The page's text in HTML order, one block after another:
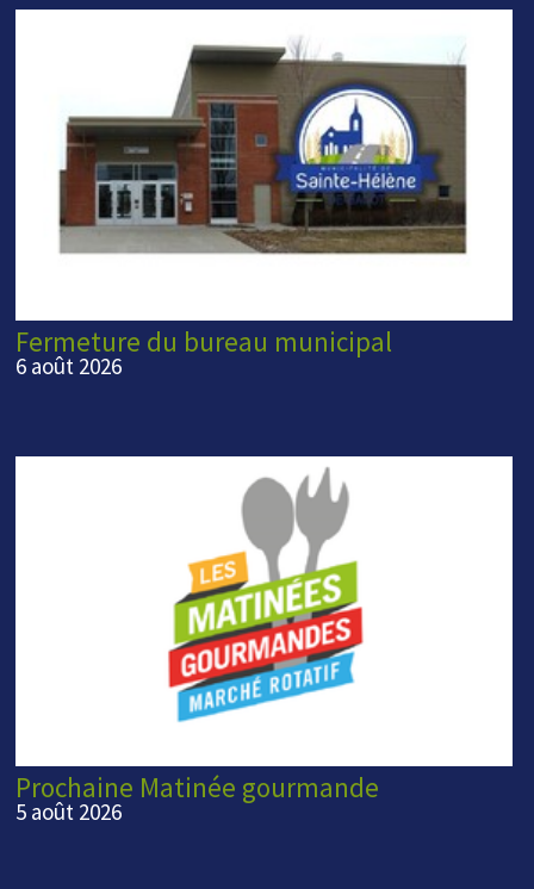
Fermeture du bureau municipal
6 août 2026
Prochaine Matinée gourmande
5 août 2026